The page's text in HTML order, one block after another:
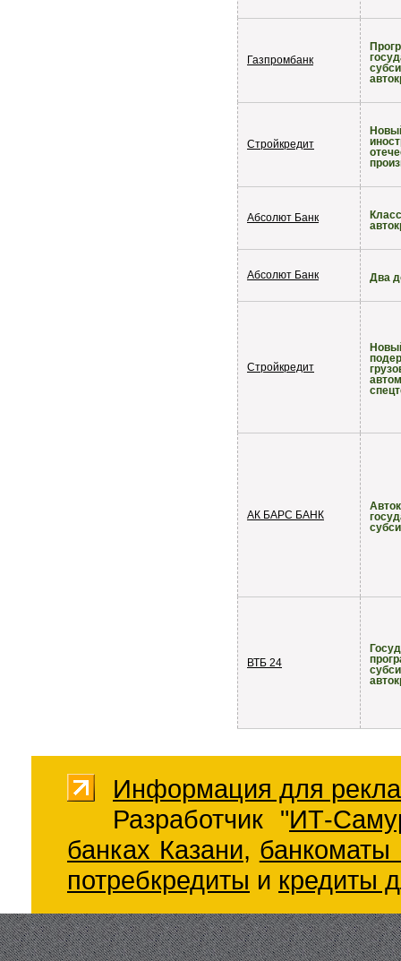
Газпромбанк
Стройкредит
Абсолют Банк
Абсолют Банк Два
Стройкредит
АК БАРС БАНК
ВТБ 24
Информация для
Разработчик "ИТ-
банках Казани, банкоматы
потребкредиты и кредиты